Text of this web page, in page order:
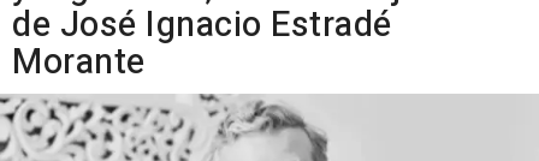
de José Ignacio Estradé
Morante